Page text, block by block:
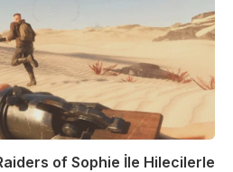
of Sophie İle Hilecilerle